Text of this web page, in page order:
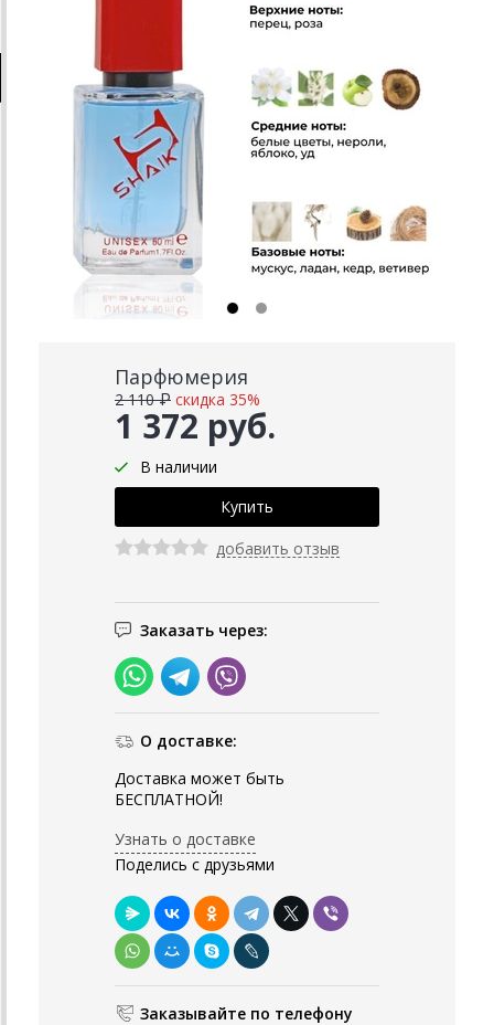
Парфюмерия
1 372 руб.
2 110 ₽ скидка 35%
В наличии
добавить отзыв
Заказать через:
О доставке:
Доставка может быть
БЕСПЛАТНОЙ!
Узнать о доставке
Поделись с друзьями
Заказывайте по телефону